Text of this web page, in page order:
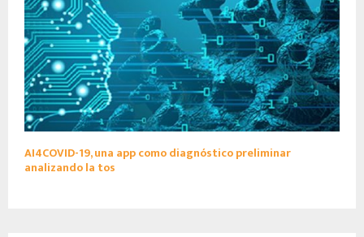
AI4COVID-19, una app como diagnóstico preliminar
analizando la tos